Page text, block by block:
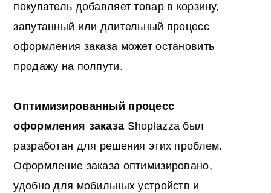
покупатель добавляет товар в корзину,
запутанный или длительный процесс
оформления заказа может остановить
продажу на полпути.
Оптимизированный процесс
оформления заказа Shoplazza был
разработан для решения этих проблем.
Оформление заказа оптимизировано,
удобно для мобильных устройств и